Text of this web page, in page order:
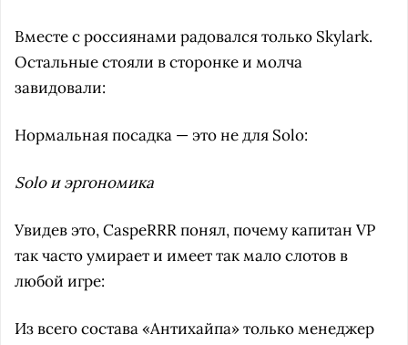
Вместе с россиянами радовался только Skylark.
Остальные стояли в сторонке и молча
завидовали:
Нормальная посадка — это не для Solo:
Solo и эргономика
Увидев это, CaspeRRR понял, почему капитан VP
так часто умирает и имеет так мало слотов в
любой игре:
Из всего состава «Антихайпа» только менеджер